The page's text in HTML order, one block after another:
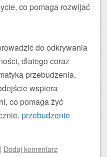
co pomaga rozwijać
do odkrywania
dlatego coraz
przebudzenia.
wspiera
co pomaga żyć
przebudzenie
| Dodaj komentarz